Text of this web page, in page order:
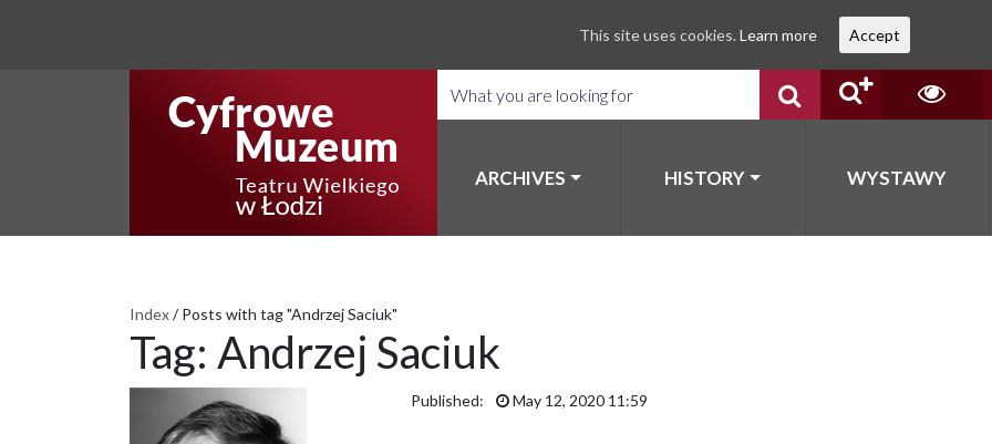
ARCHIVES HISTORY WYSTAWY
Index/ Posts with tag "Andrzej Saciuk"
Tag: Andrzej Saciuk
Published: May 12, 2020 11:59
This site uses cookies. Learn more Accept